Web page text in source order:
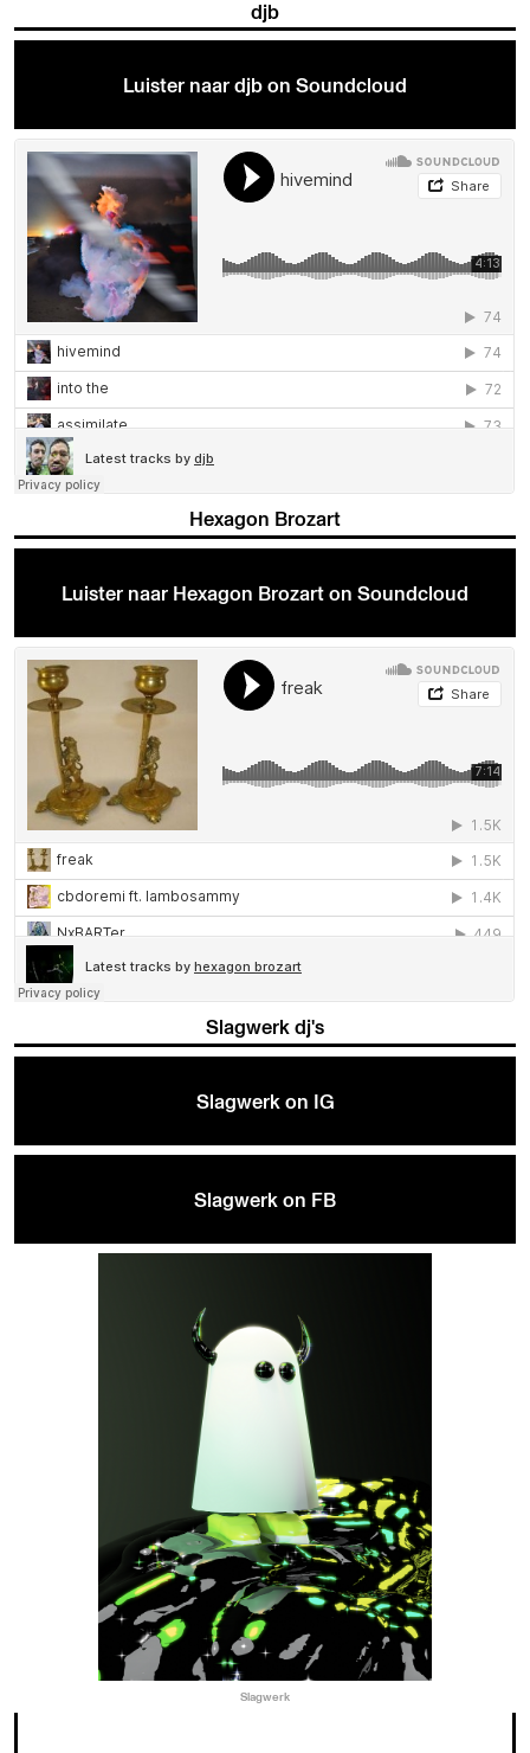
djb
Luister naar djb on Soundcloud
Hexagon Brozart
Luister naar Hexagon Brozart on Soundcloud
Slagwerk dj's
Slagwerk on IG
Slagwerk on FB
Slagwerk